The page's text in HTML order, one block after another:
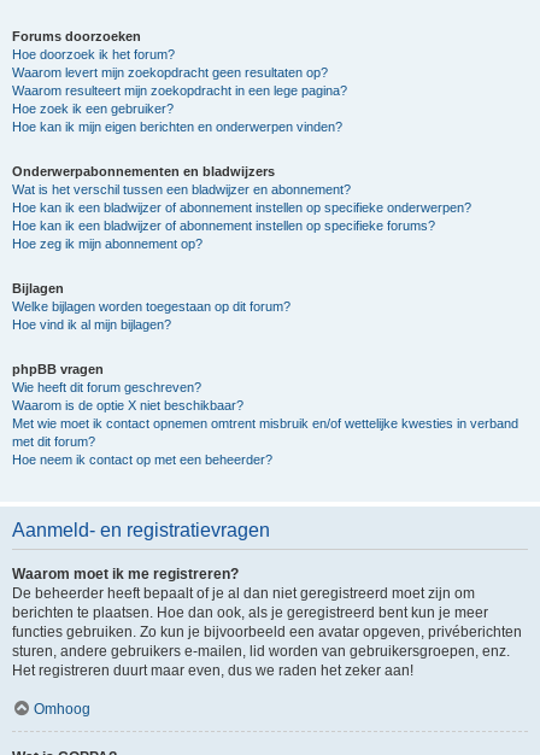
Forums doorzoeken
Hoe doorzoek ik het forum?
Waarom levert mijn zoekopdracht geen resultaten op?
Waarom resulteert mijn zoekopdracht in een lege pagina?
Hoe zoek ik een gebruiker?
Hoe kan ik mijn eigen berichten en onderwerpen vinden?
Onderwerpabonnementen en bladwijzers
Wat is het verschil tussen een bladwijzer en abonnement?
Hoe kan ik een bladwijzer of abonnement instellen op specifieke onderwerpen?
Hoe kan ik een bladwijzer of abonnement instellen op specifieke forums?
Hoe zeg ik mijn abonnement op?
Bijlagen
Welke bijlagen worden toegestaan op dit forum?
Hoe vind ik al mijn bijlagen?
phpBB vragen
Wie heeft dit forum geschreven?
Waarom is de optie X niet beschikbaar?
Met wie moet ik contact opnemen omtrent misbruik en/of wettelijke kwesties in verband
met dit forum?
Hoe neem ik contact op met een beheerder?
Aanmeld- en registratievragen
Waarom moet ik me registreren?
De beheerder heeft bepaalt of je al dan niet geregistreerd moet zijn om
berichten te plaatsen. Hoe dan ook, als je geregistreerd bent kun je meer
functies gebruiken. Zo kun je bijvoorbeeld een avatar opgeven, privéberichten
sturen, andere gebruikers e-mailen, lid worden van gebruikersgroepen, enz.
Het registreren duurt maar even, dus we raden het zeker aan!
Omhoog